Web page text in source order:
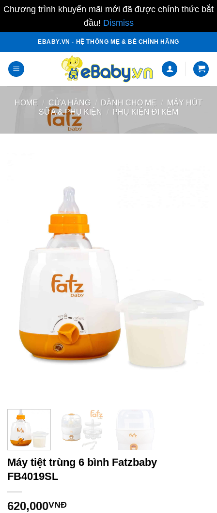
Chương trình khuyến mãi mới đã được chính thức bắt
đầu! Dismiss
content
EBABY.VN - HỆ THỐNG MẸ & BÉ CHÍNH HÃNG
HOME / CỬA HÀNG / DÀNH CHO MẸ /
MÁY HÚT
SỮA & PHỤ KIỆN
/ PHỤ KIỆN ĐI KÈM
Máy tiệt trùng 6 bình Fatzbaby
FB4019SL
620,000VNĐ